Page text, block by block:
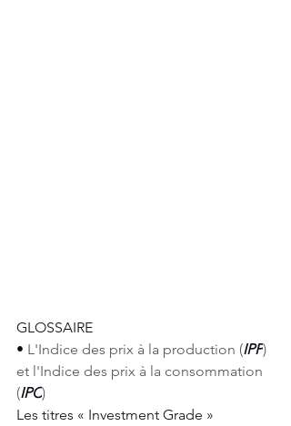
GLOSSAIRE
• L'Indice des prix à la production (IPP)
et l'Indice des prix à la consommation
(IPC)
Les titres « Investment Grade »